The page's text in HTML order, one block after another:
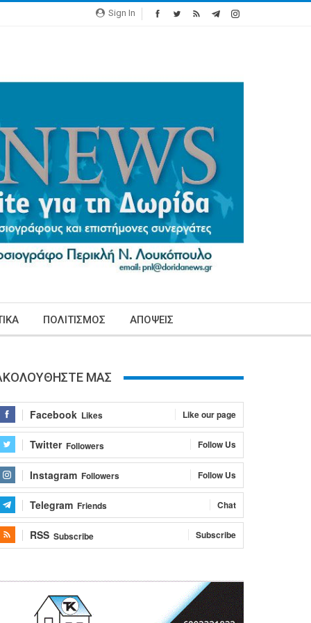
Sign In
ΠΟΛΙΤΙΣΜΟΣ ΑΠΟΨΕΙΣ
ΜΑΣ
Facebook Likes Like our page
Twitter Followers Follow Us
Instagram Followers Follow Us
Telegram Friends Chat
RSS Subscribe Subscribe